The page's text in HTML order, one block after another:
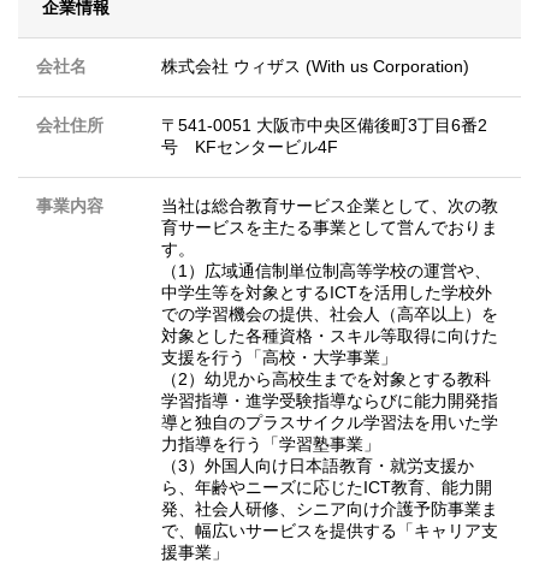
企業情報
会社名 株式会社 ウィザス (With us Corporation)
会社住所
〒541-0051 大阪市中央区備後町3丁目6番2
号 KFセンタービル4F
事業内容
当社は総合教育サービス企業として、次の教
育サービスを主たる事業として営んでおりま
す。
（1）広域通信制単位制高等学校の運営や、
中学生等を対象とするICTを活用した学校外
での学習機会の提供、社会人（高卒以上）を
対象とした各種資格・スキル等取得に向けた
支援を行う「高校・大学事業」
（2）幼児から高校生までを対象とする教科
学習指導・進学受験指導ならびに能力開発指
導と独自のプラスサイクル学習法を用いた学
力指導を行う「学習塾事業」
（3）外国人向け日本語教育・就労支援か
ら、年齢やニーズに応じたICT教育、能力開
発、社会人研修、シニア向け介護予防事業ま
で、幅広いサービスを提供する「キャリア支
援事業」